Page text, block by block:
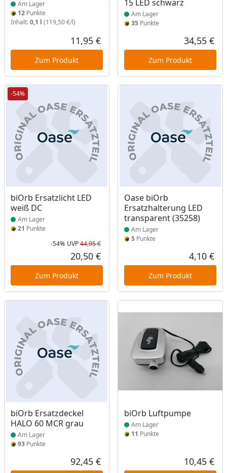
Am Lager
12 Punkte
Inhalt:0,1 l (119,50 €/l)
Aktueller Preis
11,95 €
Zum Produkt
15 LED schwarz
Am Lager
35Punkte
34,55 €
Zum Produkt
-54%
biOrb Ersatzlicht LED
weiß DC
Produkt am Lager
Am Lager
21 Punkte
Rabatt in Prozent
-54%
Ursprünglicher Preis
UVP44,95 €
Aktueller Preis
20,50 €
Zum Produkt
Oase biOrb
Ersatzhalterung LED
transparent (35258)
Produkt am Lager
Am Lager
5Punkte
4,10 €
Zum Produkt
biOrb Ersatzdeckel
HALO 60 MCR grau
Produkt am Lager
Am Lager
93 Punkte
Aktueller Preis
92,45 €
biOrb Luftpumpe
Produkt am Lager
Am Lager
11 Punkte
10,45 €